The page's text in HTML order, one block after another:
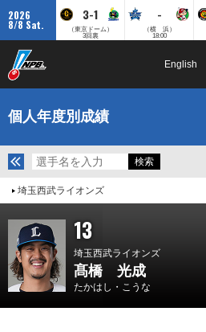
2026
8/8 Sat.
3-1
（東京ドーム）
3回裏
-
（横 浜）
18:00
English
個人年度別成績
埼玉西武ライオンズ
13
埼玉西武ライオンズ
髙橋 光成
たかはし・こうな